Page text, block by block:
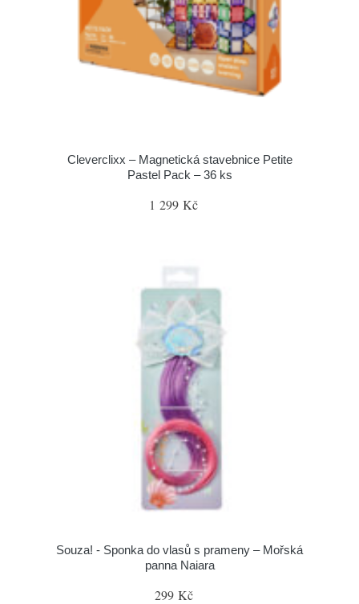
Cleverclixx – Magnetická stavebnice Petite
Pastel Pack – 36 ks
1 299 Kč
Souza! - Sponka do vlasů s prameny – Mořská
panna Naiara
299 Kč